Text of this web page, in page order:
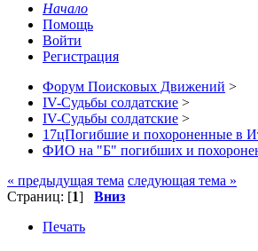
Начало
Помощь
Войти
Регистрация
Форум Поисковых Движений >
IV-Судьбы солдатские >
IV-Судьбы солдатские >
17цПогибшие и похороненные в
ФИО на "Б" погибших и
« предыдущая тема следующая тема »
Страниц: [1] Вниз
Печать